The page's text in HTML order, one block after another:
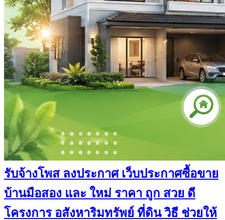
รับจ้างโพส ลงประกาศ เว็บประกาศซื้อขาย
บ้านมือสอง และ ใหม่ ราคา ถูก สวย ดี
โครงการ อสังหาริมทรัพย์ ที่ดิน วิธี ช่วยให้